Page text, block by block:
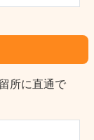
所に直通で